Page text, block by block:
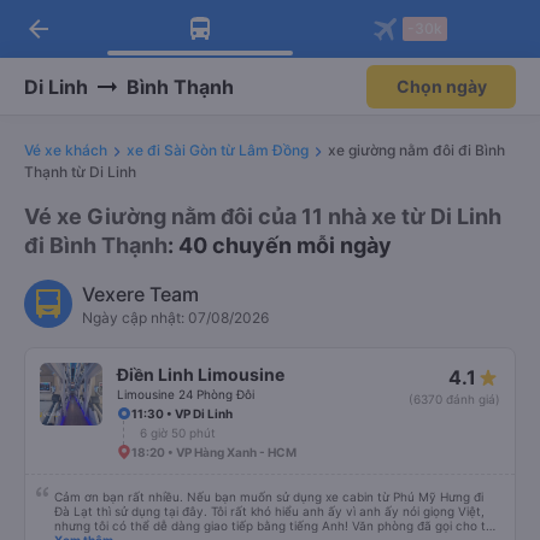
Tải app Vexere ngay!
Nhận ưu đãi thành viên độc
Mở app
Tải app Vexere
-30k/ghế khi đặt vé máy bay qua
Mở app
arrow_back
Di Linh Bình Thạnh Chọn ngày
Vé xe khách xe đi Sài Gòn từ Lâm Đồng
xe giường nằm đôi đi Bình
Thạnh từ Di Linh
Vé xe Giường nằm đôi của 11 nhà xe từ Di Linh
đi Bình Thạnh: 40 chuyến mỗi ngày
Vexere Team
Ngày cập nhật: 07/08/2026
Điền Linh Limousine
Limousine 24 Phòng Đôi
4.1
(6370 đánh giá)
11:30 • VP Di Linh
6 giờ 50 phút
18:20 • VP Hàng Xanh - HCM
Cảm ơn bạn rất nhiều. Nếu bạn muốn sử dụng xe cabin từ Phú Mỹ Hưng đi
Đà Lạt thì sử dụng tại đây. Tôi rất khó hiểu anh ấy vì anh ấy nói giọng Việt,
nhưng tôi có thể dễ dàng giao tiếp bằng tiếng Anh! Văn phòng đã gọi cho tôi